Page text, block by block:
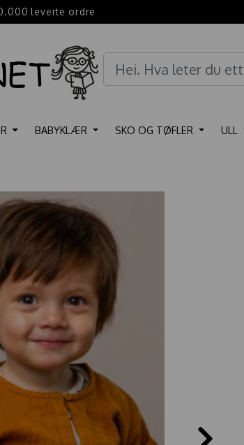
leverte ordre
BABYKLÆR SKO OG TØFLER ULL